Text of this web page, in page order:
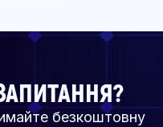
безкоштовну